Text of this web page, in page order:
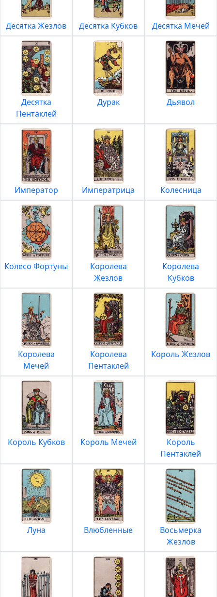
Десятка Жезлов Десятка Кубков Десятка Мечей
Десятка
Пентаклей
Дурак Дьявол
Император Императрица Колесница
Колесо Фортуны
Королева
Жезлов
Королева
Кубков
Королева
Мечей
Королева
Пентаклей
Король Жезлов
Король Кубков Король Мечей
Король
Пентаклей
Луна Влюбленные
Восьмерка
Жезлов